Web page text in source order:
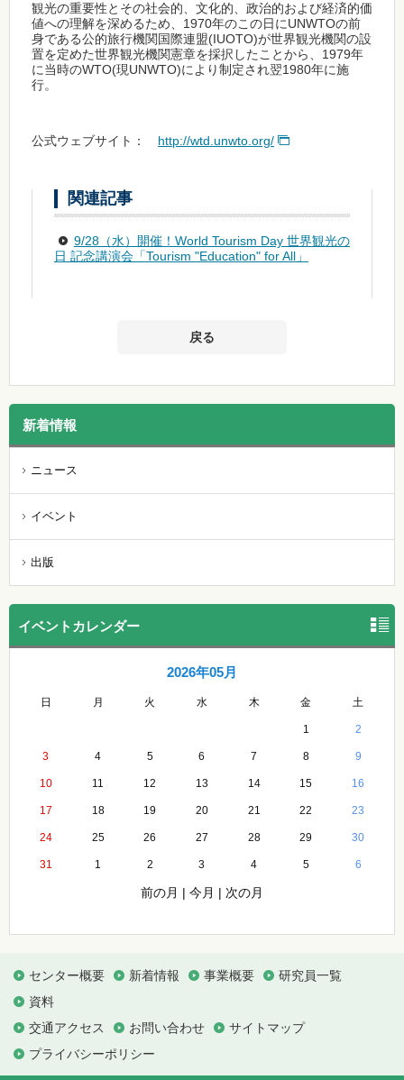
観光の重要性とその社会的、文化的、政治的および経済的価
値への理解を深めるため、1970年のこの日にUNWTOの前
身である公的旅行機関国際連盟(IUOTO)が世界観光機関の設
置を定めた世界観光機関憲章を採択したことから、1979年
に当時のWTO(現UNWTO)により制定され翌1980年に施
行。
公式ウェブサイト： http://wtd.unwto.org/
関連記事
9/28（水）開催！World Tourism Day 世界観光の
日 記念講演会「Tourism "Education" for All」
戻る
新着情報
ニュース
イベント
出版
イベントカレンダー
2026年05月
日 月 火 水 木 金 土
1 2
3 4 5 6 7 8 9
10 11 12 13 14 15 16
17 18 19 20 21 22 23
24 25 26 27 28 29 30
31 1 2 3 4 5 6
前の月 | 今月 | 次の月
センター概要 新着情報 事業概要
研究員一覧
資料
交通アクセス
お問い合わせ
サイトマップ
プライバシーポリシー